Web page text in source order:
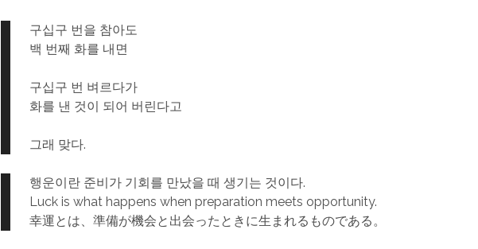
구십구 번을 참아도
백 번째 화를 내면
구십구 번 벼르다가
화를 낸 것이 되어 버린다고
그래 맞다.
행운이란 준비가 기회를 만났을 때 생기는 것이다.
Luck is what happens when preparation meets opportunity.
幸運とは、準備が機会と出会ったときに生まれるものである。